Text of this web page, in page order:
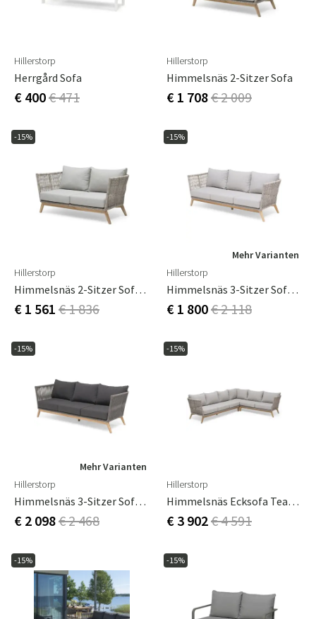
Hillerstorp
Herrgård Sofa
€ 400€ 471
Hillerstorp
Himmelsnäs 2-Sitzer Sofa
€ 1 708€ 2 009
-15%
Hillerstorp
Himmelsnäs 2-Sitzer Sofa Beige
€ 1 561 € 1 836
-15%
Mehr Varianten
Hillerstorp
Himmelsnäs 3-Sitzer Sofa Beige
€ 1 800€ 2 118
-15%
Mehr Varianten
Hillerstorp
Himmelsnäs 3-Sitzer Sofa Grau
€ 2 098€ 2 468
-15%
Hillerstorp
Himmelsnäs Ecksofa Teak/Beige
€ 3 902€ 4 591
-15% -15%